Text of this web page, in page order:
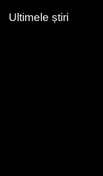
Ultimele știri